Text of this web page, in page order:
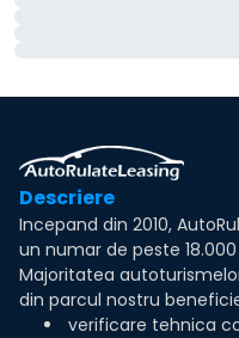
Descriere
Incepand din 2010,
un numar de peste
Majoritatea
din parcul nostru
verificare tehnica